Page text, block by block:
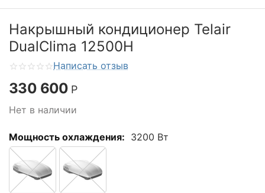
Накрышный кондиционер Telair
DualClima 12500H
Написать отзыв
330 600 Р
Нет в наличии
Мощность охлаждения: 3200 Вт